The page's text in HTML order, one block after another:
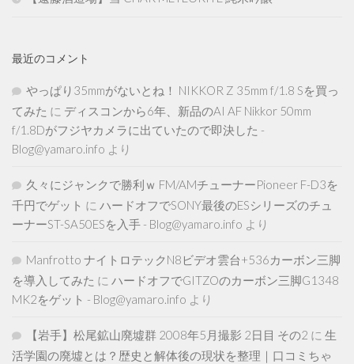
最近のコメント
やっぱり35mmがないとね！ NIKKOR Z 35mm f/1.8 Sを買っ
てみた に ディスコンから6年、新品のAI AF Nikkor 50mm
f/1.8Dがフジヤカメラに出ていたので即決した -
Blog@yamaro.info より
久々にジャンクで勝利ｗ FM/AMチューナーPioneer F-D3を
千円でゲット に ハードオフでSONY最後のESシリーズのチュ
ーナーST-SA50ESを入手 - Blog@yamaro.info より
Manfrotto ナイトロテックN8ビデオ雲台+536カーボン三脚
を導入してみた に ハードオフでGITZOのカーボン三脚G1348
MK2をゲット - Blog@yamaro.info より
【岩手】松尾鉱山廃墟群 2008年5月撮影 2日目 その2 に 生
活学園の廃墟とは？歴史と解体後の現状を整理｜口コミちゃ